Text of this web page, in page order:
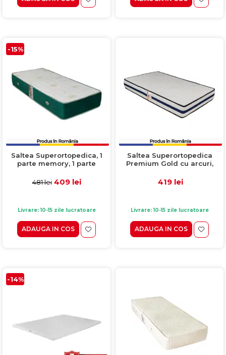
-15%
Saltea Superortopedica, 1
parte memory, 1 parte
alb
481 lei 409 lei
Livrare: 10-15 zile lucratoare
ADAUGA IN COS
Saltea Superortopedica
Premium Gold cu arcuri,
vara/fata iarna
419 lei
Livrare: 10-15 zile lucratoare
ADAUGA IN COS
-14%